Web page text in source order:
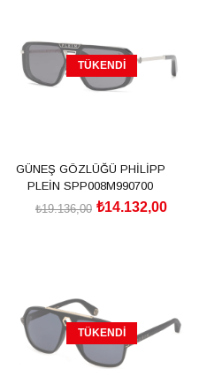
TÜKENDI
GÜNEŞ GÖZLÜĞÜ PHİLİPP
PLEİN SPP008M990700
₺14.132,00
₺19.136,00
TÜKENDI